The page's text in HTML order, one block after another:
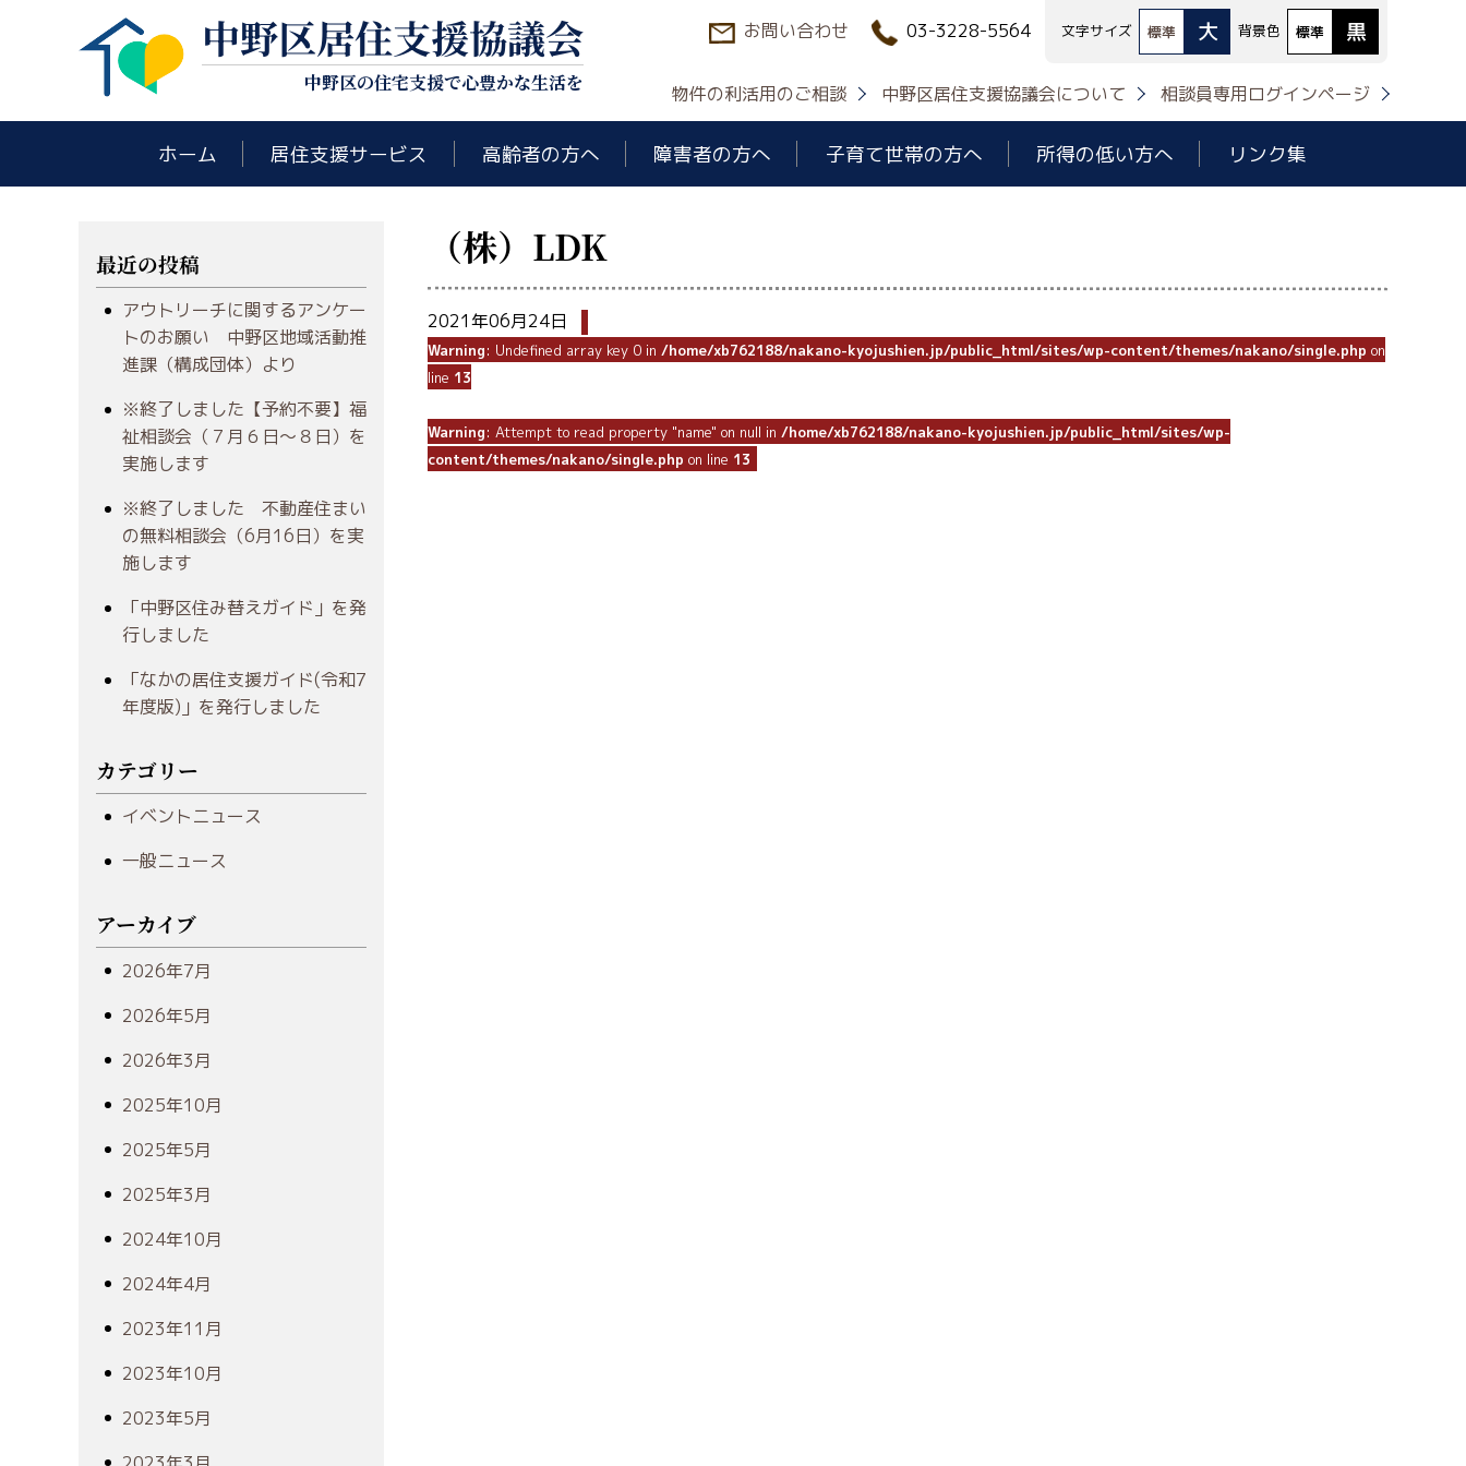
中野区居住支援協議会
中野区の住宅支援で心豊かな生活を
お問い合わせ 03-3228-5564 文字サイズ 標準 大 背景色 標準 黒
物件の利活用のご相談 中野区居住支援協議会について 相談員専用ログインページ
ホーム 居住支援サービス 高齢者の方へ 障害者の方へ 子育て世帯の方へ 所得の低い方へ リンク集
（株）LDK
2021年06月24日
Warning: Undefined array key 0 in /home/xb762188/nakano-kyojushien.jp/public_html/sites/wp-content/themes/nakano/single.php on
line 13
Warning: Attempt to read property "name" on null in /home/xb762188/nakano-kyojushien.jp/public_html/sites/wp-
content/themes/nakano/single.php on line 13
最近の投稿
アウトリーチに関するアンケー
トのお願い 中野区地域活動推
進課（構成団体）より
※終了しました【予約不要】福
祉相談会（７月６日～８日）を
実施します
※終了しました 不動産住まい
の無料相談会（6月16日）を実
施します
「中野区住み替えガイド」を発
行しました
「なかの居住支援ガイド(令和7
年度版)」を発行しました
カテゴリー
イベントニュース
一般ニュース
アーカイブ
2026年7月
2026年5月
2026年3月
2025年10月
2025年5月
2025年3月
2024年10月
2024年4月
2023年11月
2023年10月
2023年5月